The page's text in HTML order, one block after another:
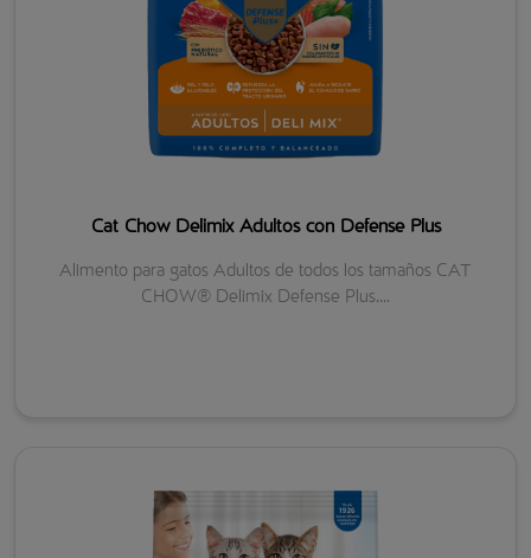
Cat Chow Delimix Adultos con Defense Plus
Alimento para gatos Adultos de todos los tamaños CAT
CHOW® Delimix Defense Plus....